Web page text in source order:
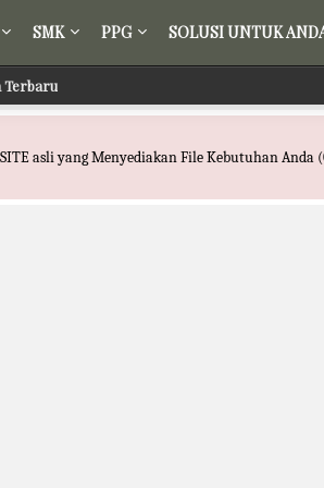
SMK PPG SOLUSI UNTUK
Terbaru
asli yang Menyediakan File Kebutuhan Anda